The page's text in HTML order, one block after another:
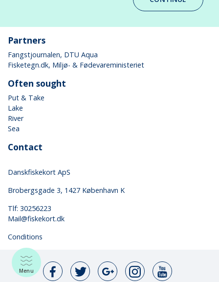
Partners
Fangstjournalen, DTU Aqua
Fisketegn.dk, Miljø- & Fødevareministeriet
Often sought
Put & Take
Lake
River
Sea
Contact
Danskfiskekort ApS
Brobergsgade 3, 1427 København K
Tlf: 30256223
Mail@fiskekort.dk
Conditions
Menu